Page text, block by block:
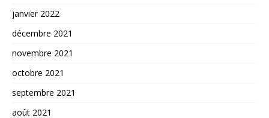
janvier 2022
décembre 2021
novembre 2021
octobre 2021
septembre 2021
août 2021